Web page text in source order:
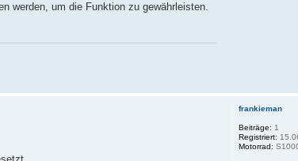
werden, um die Funktion zu gewährleisten.
frankieman
Beiträge: 1
Registriert:
Motorrad: